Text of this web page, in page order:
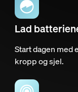
Lad
Start dagen med
kropp og sjel.